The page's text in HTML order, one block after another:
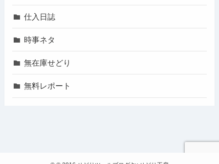
仕入日誌
時事ネタ
無在庫せどり
無料レポート